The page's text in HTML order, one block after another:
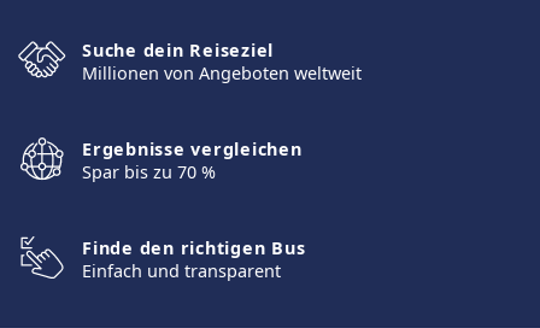
Suche dein Reiseziel
Millionen von Angeboten weltweit
Ergebnisse vergleichen
Spar bis zu 70 %
Finde den richtigen Bus
Einfach und transparent